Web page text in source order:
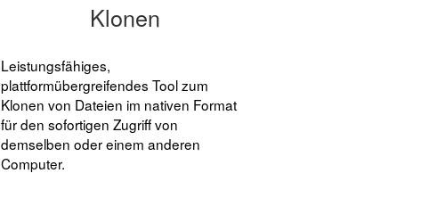
Klonen
Leistungsfähiges,
plattformübergreifendes Tool zum
Klonen von Dateien im nativen Format
für den sofortigen Zugriff von
demselben oder einem anderen
Computer.